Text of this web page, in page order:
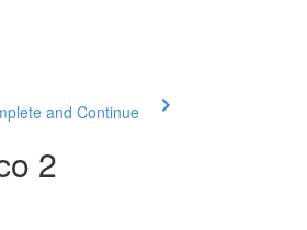
and Continue
2